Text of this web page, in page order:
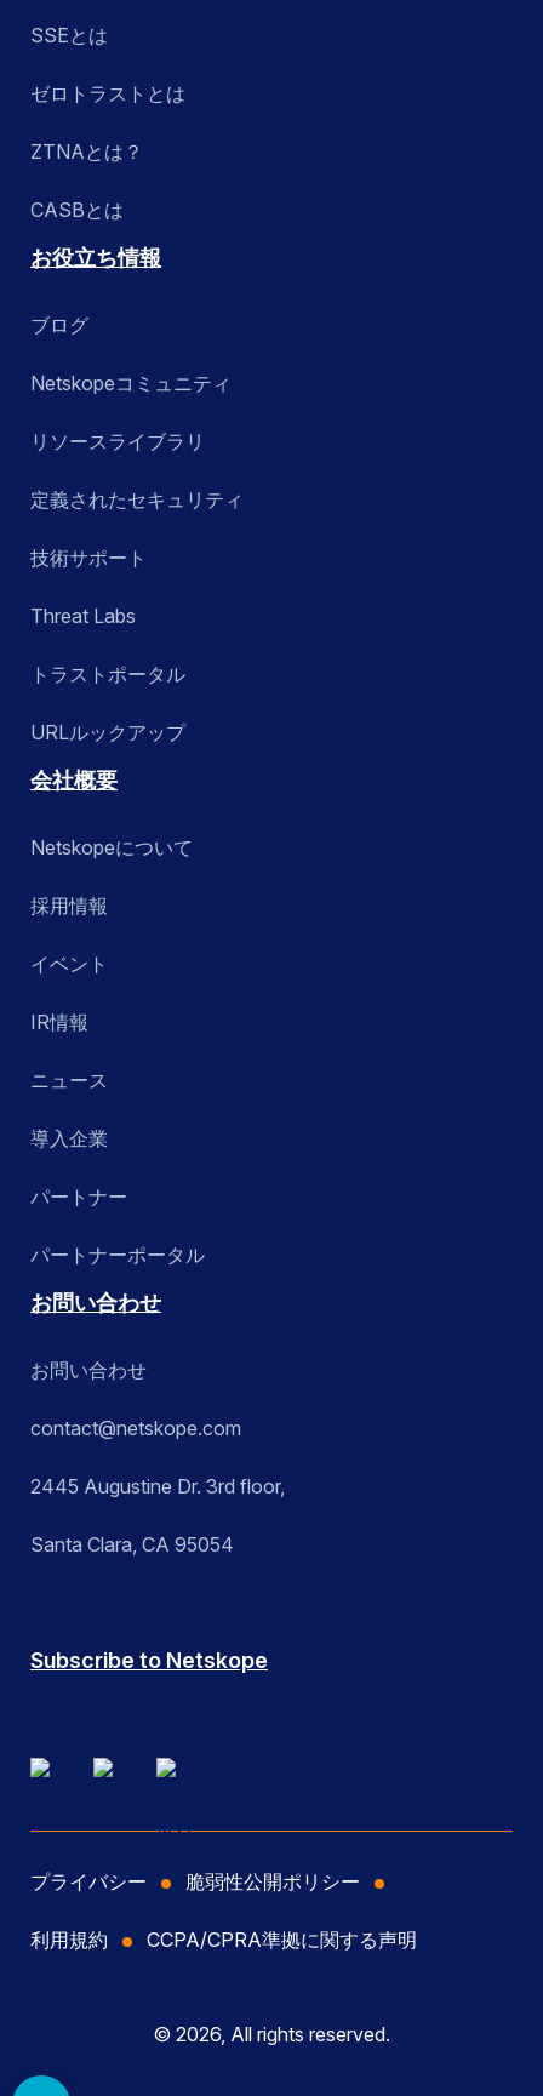
SSEとは
ゼロトラストとは
ZTNAとは？
CASBとは
お役立ち情報
ブログ
Netskopeコミュニティ
リソースライブラリ
定義されたセキュリティ
技術サポート
Threat Labs
トラストポータル
URLルックアップ
会社概要
Netskopeについて
採用情報
イベント
IR情報
ニュース
導入企業
パートナー
パートナーポータル
お問い合わせ
お問い合わせ
contact@netskope.com
2445 Augustine Dr. 3rd floor,
Santa Clara, CA 95054
Subscribe to Netskope
プライバシー 脆弱性公開ポリシー
利用規約 CCPA/CPRA準拠に関する声明
© 2026, All rights reserved.